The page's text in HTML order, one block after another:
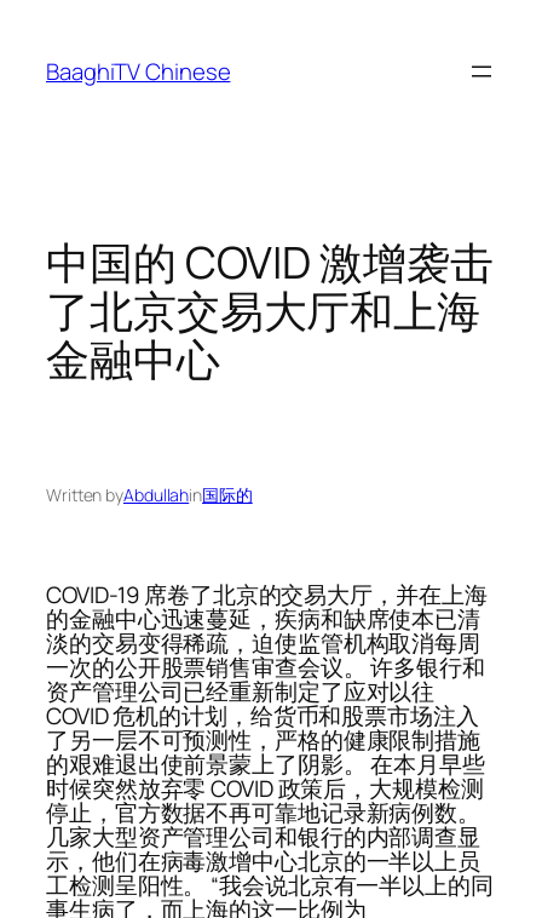
content
BaaghiTV Chinese
中国的 COVID 激增袭击
了北京交易大厅和上海
金融中心
Written byAbdullahin国际的
COVID-19 席卷了北京的交易大厅，并在上海
的金融中心迅速蔓延，疾病和缺席使本已清
淡的交易变得稀疏，迫使监管机构取消每周
一次的公开股票销售审查会议。 许多银行和
资产管理公司已经重新制定了应对以往
COVID 危机的计划，给货币和股票市场注入
了另一层不可预测性，严格的健康限制措施
的艰难退出使前景蒙上了阴影。 在本月早些
时候突然放弃零 COVID 政策后，大规模检测
停止，官方数据不再可靠地记录新病例数。
几家大型资产管理公司和银行的内部调查显
示，他们在病毒激增中心北京的一半以上员
工检测呈阳性。 “我会说北京有一半以上的同
事生病了，而上海的这一比例为